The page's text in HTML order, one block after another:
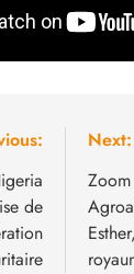
de
Next: